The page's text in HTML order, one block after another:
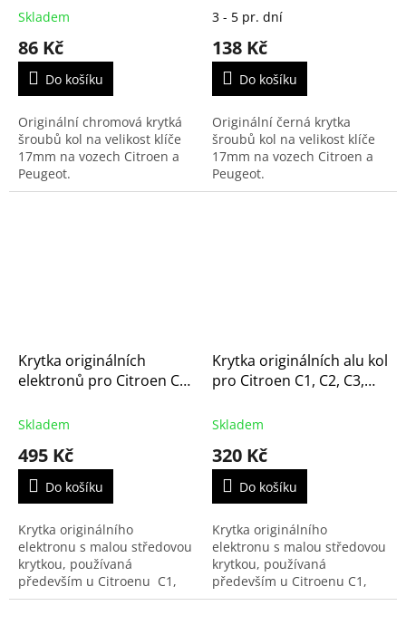
originál (1611818780)
Skladem
86 Kč
Do košíku
Originální chromová krytká
šroubů kol na velikost klíče
17mm na vozech Citroen a
Peugeot.
(16074052XT)
3 - 5 pr. dní
138 Kč
Do košíku
Originální černá krytka
šroubů kol na velikost klíče
17mm na vozech Citroen a
Peugeot.
Krytka originálních
elektronů pro Citroen C1,
C8, Berlingo (542154)
Skladem
495 Kč
Do košíku
Krytka originálního
elektronu s malou středovou
krytkou, používaná
především u Citroenu C1,
C3, C4, C4 Picasso, C5, C6,
Krytka originálních alu kol
pro Citroen C1, C2, C3,
a Berlingo (9406H6,
Skladem
320 Kč
Do košíku
Krytka originálního
elektronu s malou středovou
krytkou, používaná
především u Citroenu C1,
C3, C4, Elysee, C4 Cactus, C4